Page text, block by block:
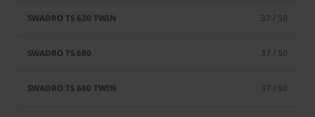
37 / 50
37 / 50
37 / 50